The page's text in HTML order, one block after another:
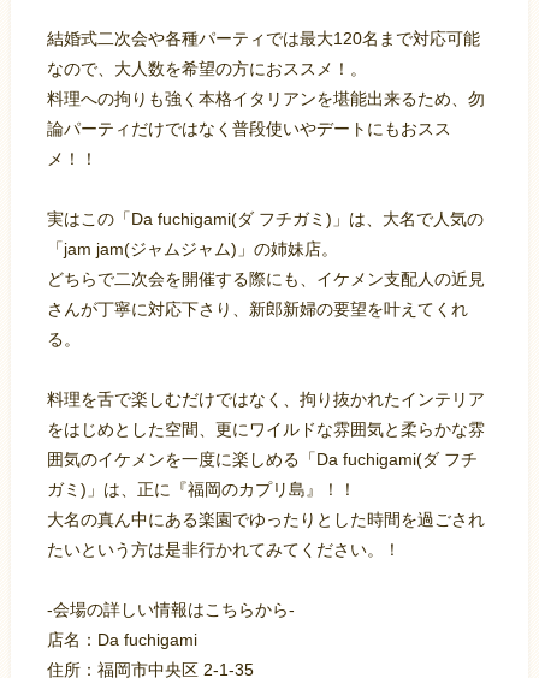
結婚式二次会や各種パーティでは最大120名まで対応可能
なので、大人数を希望の方におススメ！。
料理への拘りも強く本格イタリアンを堪能出来るため、勿
論パーティだけではなく普段使いやデートにもおスス
メ！！
実はこの「Da fuchigami(ダ フチガミ)」は、大名で人気の
「jam jam(ジャムジャム)」の姉妹店。
どちらで二次会を開催する際にも、イケメン支配人の近見
さんが丁寧に対応下さり、新郎新婦の要望を叶えてくれ
る。
料理を舌で楽しむだけではなく、拘り抜かれたインテリア
をはじめとした空間、更にワイルドな雰囲気と柔らかな雰
囲気のイケメンを一度に楽しめる「Da fuchigami(ダ フチ
ガミ)」は、正に『福岡のカプリ島』！！
大名の真ん中にある楽園でゆったりとした時間を過ごされ
たいという方は是非行かれてみてください。！
-会場の詳しい情報はこちらから-
店名：Da fuchigami
住所：福岡市中央区 2-1-35